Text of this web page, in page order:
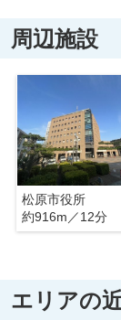
周辺施設
松原市役所
約916m／12分
エリアの